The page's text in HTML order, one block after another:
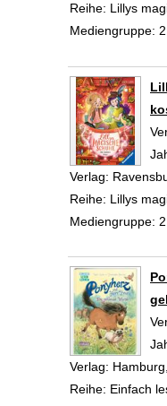
Reihe: Lillys
Mediengruppe:
Verlag:
Reihe: Lillys
Mediengruppe:
Verlag:
Reihe: Einfach